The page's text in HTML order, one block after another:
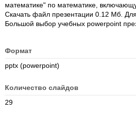
математике" по математике,
Скачать файл презентации 0.12 Мб. Для
Большой выбор учебных powerpoint
Формат
pptx (powerpoint)
Количество слайдов
29